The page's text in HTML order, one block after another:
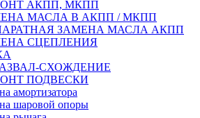
АКПП, МКПП
МАСЛА В АКПП / МКПП
ЗАМЕНА МАСЛА АКПП
СЦЕПЛЕНИЯ
СХОЖДЕНИЕ
ПОДВЕСКИ
амортизатора
шаровой опоры